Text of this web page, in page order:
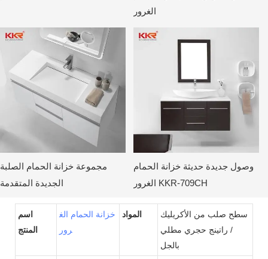
الغرور
مجموعة خزانة الحمام الصلبة
الجديدة المتقدمة
وصول جديدة حديثة خزانة الحمام
الغرور KKR-709CH
اسم
المنتج
خزانة الحمام الغ
رور
المواد
سطح صلب من الأكريليك
/ راتينج حجري مطلي
بالجل